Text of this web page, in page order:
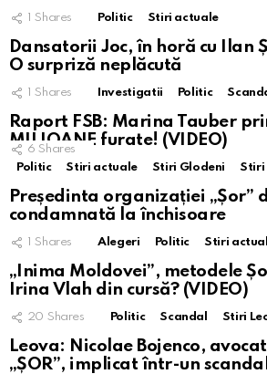
1 Shares Politic Stiri actuale
Dansatorii Joc, în horă cu Ilan
O surpriză neplăcută
1 Shares Investigatii Politic
Raport FSB: Marina Tauber
MILIOANE furate! (VIDEO)
6 Shares
Politic
Stiri actuale Stiri Glodeni Stiri
Președinta organizației „Șor”
condamnată la închisoare
1 Shares Alegeri Politic Stiri
„Inima Moldovei”, metodele
Irina Vlah din cursă? (VIDEO)
20 Shares Politic Scandal Stiri
Leova: Nicolae Bojenco,
„ȘOR”, implicat într-un